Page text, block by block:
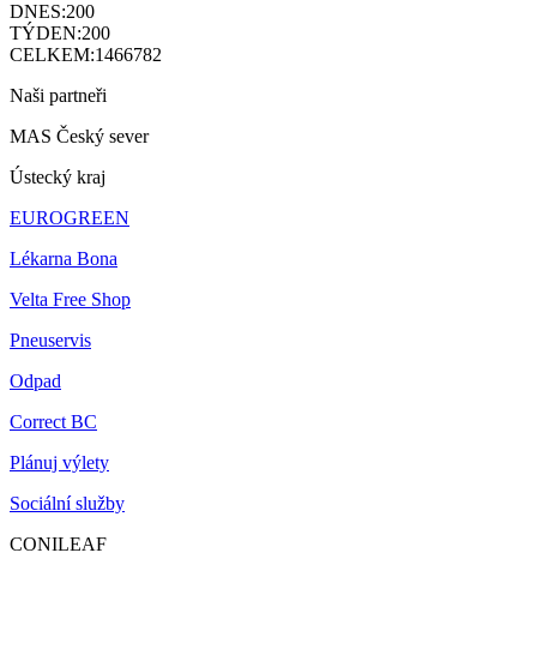
DNES:200
TÝDEN:200
CELKEM:1466782
Naši partneři
MAS Český sever
Ústecký kraj
EUROGREEN
Lékarna Bona
Velta Free Shop
Pneuservis
Odpad
Correct BC
Plánuj výlety
Sociální služby
CONILEAF